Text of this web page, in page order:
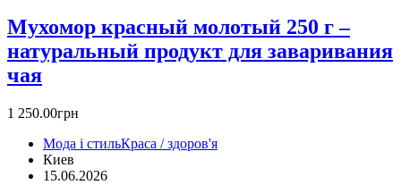
Мухомор красный молотый 250 г –
натуральный продукт для заваривания
чая
1 250.00грн
Мода і стильКраса / здоров'я
Киев
15.06.2026